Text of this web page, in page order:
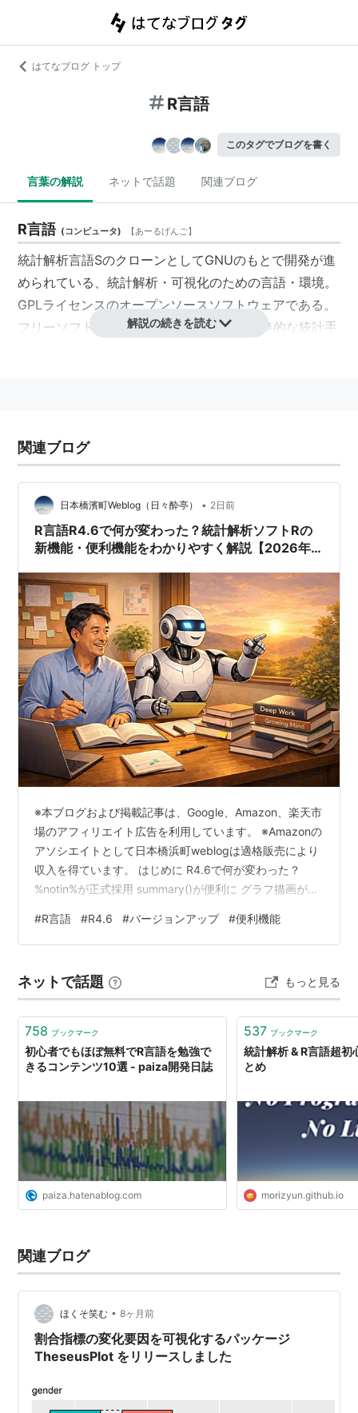
はてなブログ トップ
R言語
このタグでブログを書く
言葉の解説 ネットで話題 関連ブログ
R言語 (コンピュータ) 【あーるげんご】
統計解析言語SのクローンとしてGNUのもとで開発が進
められている、統計解析・可視化のための言語・環境。
GPLライセンスのオープンソースソフトウェアである。
フリーソフトながらも非常に高性能で、標準的な統計手
う仕組みで容易に導入できる。
現在、はてなダイアリー上にてid:yy-2002さんによる
FAQ日本語化プロジェクトが進行中
id:mittyさんがR言語ユーザーグループを作られた。
*1:RjpWikiに移行した模様
解説の続きを読む
関連ブログ
日本橋濱町Weblog（日々酔亭） • 2日前
R言語R4.6で何が変わった？統計解析ソフトRの
新機能・便利機能をわかりやすく解説【2026年
※本ブログおよび掲載記事は、Google、Amazon、楽天市
場のアフィリエイト広告を利用しています。 ※Amazonの
アソシエイトとして日本橋浜町weblogは適格販売により
収入を得ています。 はじめに R4.6で何が変わった？
%notin%が正式採用 summary()が便利に グラフ描画が改
みたいRの定番書籍 はじめに Rは毎年バージョンアップ
されるが、年1回の大きな更新が春頃（3月〜4月）に
れ、秋から冬にかけて不具合修正のマイナー版（4.x.1 や
4.x.2 など）が順…
#R言語 #R4.6 #バージョンアップ #便利機能
ネットで話題 もっと見る
758 ブックマーク
初心者でもほぼ無料でR言語を勉強で
きるコンテンツ10選 - paiza開発日誌
paiza.hatenablog.com
537 ブックマーク
統計解析 & R言語超初
とめ
morizyun.github.io
関連ブログ
ほくそ笑む • 8ヶ月前
割合指標の変化要因を可視化するパッケージ
TheseusPlot をリリースしました